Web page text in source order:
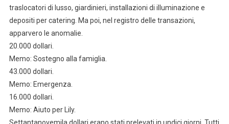
traslocatori di lusso, giardinieri, installazioni di illuminazione e
depositi per catering. Ma poi, nel registro delle transazioni,
apparvero le anomalie.
20.000 dollari.
Memo: Sostegno alla famiglia.
43.000 dollari.
Memo: Emergenza.
16.000 dollari.
Memo: Aiuto per Lily.
Settantanovemila dollari erano stati prelevati in undici giorni. Tutti